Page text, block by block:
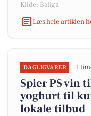
Kilde: Boliga
Læs hele artiklen
DAGLIGVARER 1
Spier PS vin
yoghurt til
lokale tilbud